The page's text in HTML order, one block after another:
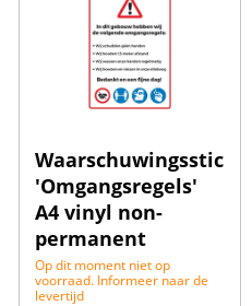
'Omgangsregels'
A4 vinyl non-
permanent
Op dit moment niet op
voorraad. Informeer naar de
levertijd